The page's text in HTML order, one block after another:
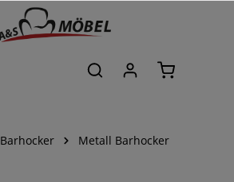
Barhocker Metall Barhocker